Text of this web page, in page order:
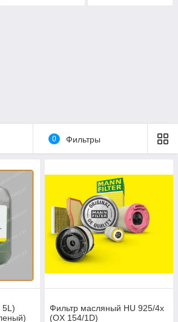
0 Фильтры
5L)
Фильтр масляный HU 925/4x
(OX 154/1D)